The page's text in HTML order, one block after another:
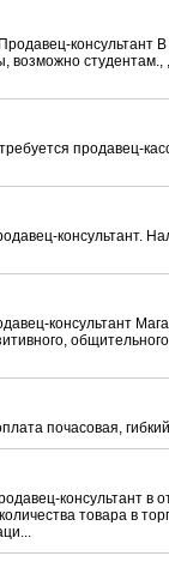
консультант В
возможно
продавец-
консультант.
консультант
почасовая,
консультант в
товара в